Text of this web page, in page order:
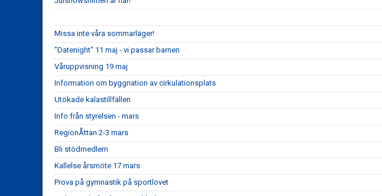
Missa inte våra sommarläger!
"Datenight" 11 maj - vi passar barnen
Våruppvisning 19 maj
Information om byggnation av cirkulationsplats
Utökade kalastillfällen
Info från styrelsen - mars
RegionÅttan 2-3 mars
Bli stödmedlem
Kallelse årsmöte 17 mars
Prova på gymnastik på sportlovet